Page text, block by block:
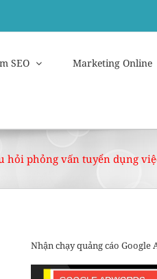
SEO Marketing Online
hỏi phỏng vấn tuyển dụng
Nhận chạy quảng cáo Google